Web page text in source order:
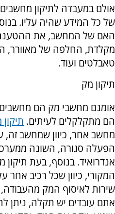
אולם במעבדה לתיקון מחשבים
של כל המידע שהיה עליו.
האם של המחשב, את
מקלדת, החלפה של מאוורר,
טאבלטים ועוד.
תיקון מק
אומנם מחשבי מק הם מחשבים
הם מתקלקלים לעיתים.
מחשב אחר, כיוון שמחשב
הפעלה סגורה, השונה
אנדרואיד. בנוסף, בעת תיקון
המקורי, כיוון שכל רכיב אחר
שירות לאיסוף המק
אתם עובדים יש תקלה, ניתן